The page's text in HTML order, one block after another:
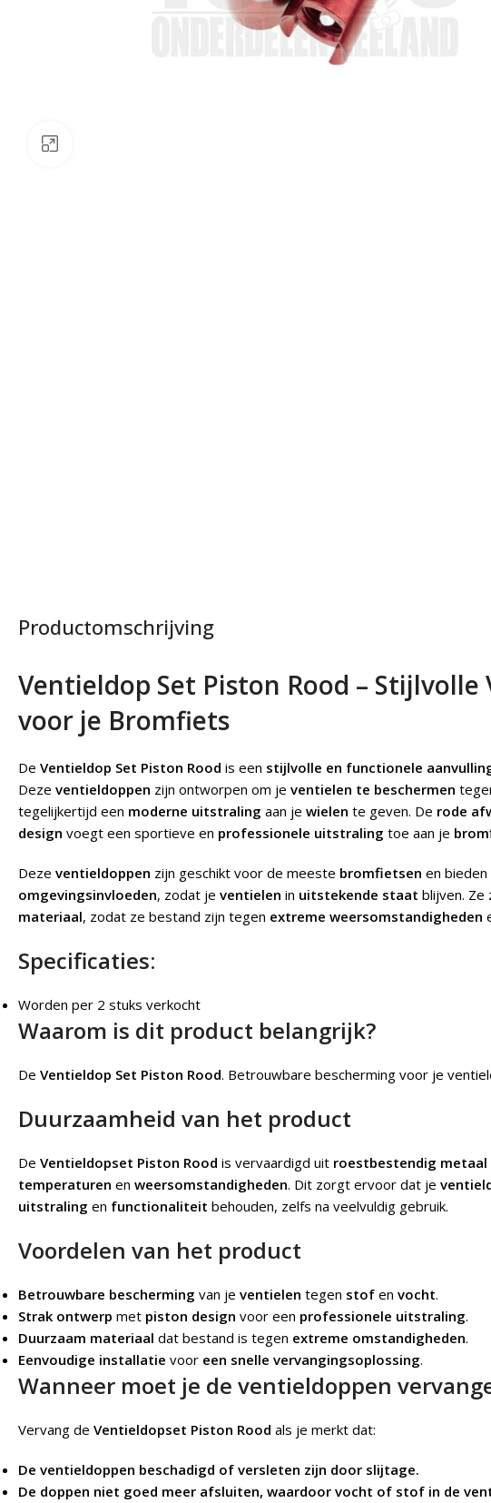
Productomschrijving
Ventieldop Set Piston Rood –
voor je Bromfiets
De Ventieldop Set Piston Rood is een stijlvolle en functionele
Deze ventieldoppen zijn ontworpen om je ventielen te beschermen
tegelijkertijd een moderne uitstraling aan je wielen te geven. De rode
design voegt een sportieve en professionele uitstraling toe aan je
Deze ventieldoppen zijn geschikt voor de meeste bromfietsen en bieden
omgevingsinvloeden, zodat je ventielen in uitstekende staat blijven. Ze
materiaal, zodat ze bestand zijn tegen extreme weersomstandigheden
Specificaties:
Worden per 2 stuks verkocht
Waarom is dit product belangrijk?
De Ventieldop Set Piston Rood. Betrouwbare bescherming voor je
Duurzaamheid van het product
De Ventieldopset Piston Rood is vervaardigd uit roestbestendig metaal
temperaturen en weersomstandigheden. Dit zorgt ervoor dat je
uitstraling en functionaliteit behouden, zelfs na veelvuldig gebruik.
Voordelen van het product
Betrouwbare bescherming van je ventielen tegen stof en vocht.
Strak ontwerp met piston design voor een professionele uitstraling.
Duurzaam materiaal dat bestand is tegen extreme omstandigheden.
Eenvoudige installatie voor een snelle vervangingsoplossing.
Wanneer moet je de ventieldoppen
Vervang de Ventieldopset Piston Rood als je merkt dat:
De ventieldoppen beschadigd of versleten zijn door slijtage.
De doppen niet goed meer afsluiten, waardoor vocht of stof in de